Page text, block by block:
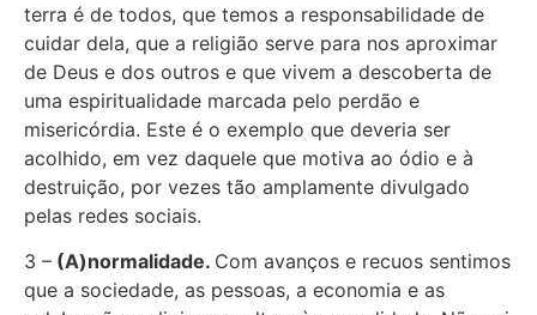
terra é de todos, que temos a responsabilidade de
cuidar dela, que a religião serve para nos aproximar
de Deus e dos outros e que vivem a descoberta de
uma espiritualidade marcada pelo perdão e
misericórdia. Este é o exemplo que deveria ser
acolhido, em vez daquele que motiva ao ódio e à
destruição, por vezes tão amplamente divulgado
pelas redes sociais.
3 – (A)normalidade. Com avanços e recuos sentimos
que a sociedade, as pessoas, a economia e as